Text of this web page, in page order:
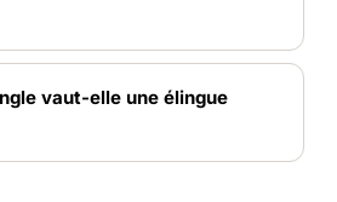
vaut-elle une élingue